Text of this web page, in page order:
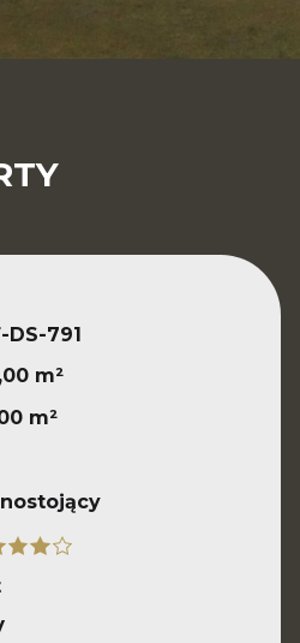
DS-791
m²
m²